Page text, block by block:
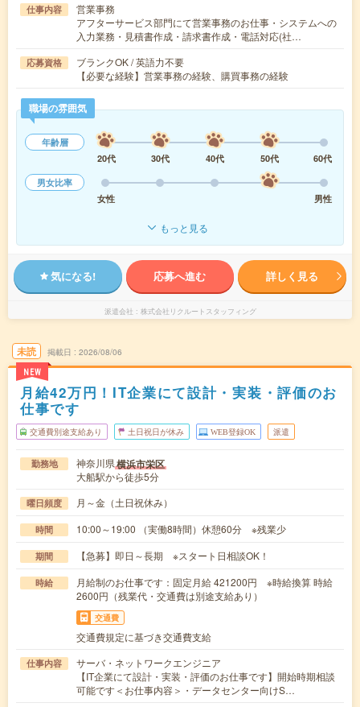
仕事内容
営業事務
アフターサービス部門にて営業事務のお仕事・システムへの
入力業務・見積書作成・請求書作成・電話対応(社…
応募資格
ブランクOK / 英語力不要
【必要な経験】営業事務の経験、購買事務の経験
職場の雰囲気
年齢層
20代
30代 40代 50代
60代
男女比率
女性
男性
もっと見る
気になる! 応募へ進む 詳しく見る
派遣会社 株式会社リクルートスタッフィング
未読
NEW
掲載日 2026/08/06
月給42万円！IT企業にて設計・実装・評価のお
仕事です
交通費別途支給あり 土日祝日が休み WEB登録OK 派遣
勤務地 神奈川県横浜市栄区
大船駅から徒歩5分
曜日頻度 月～金（土日祝休み）
時間 10:00～19:00 （実働8時間）休憩60分 ※残業少
期間 【急募】即日～長期 ※スタート日相談OK！
時給
月給制のお仕事です：固定月給 421200円 ※時給換算 時給
2600円（残業代・交通費は別途支給あり）
交通費
交通費規定に基づき交通費支給
仕事内容
サーバ・ネットワークエンジニア
【IT企業にて設計・実装・評価のお仕事です】開始時期相談
可能です＜お仕事内容＞・データセンター向けS…